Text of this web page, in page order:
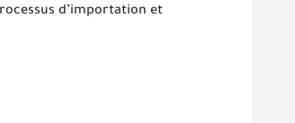
d’importation et